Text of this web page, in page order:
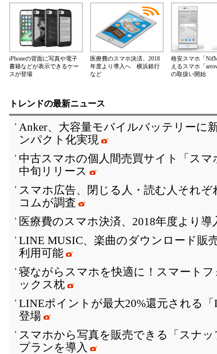
iPhoneの背面に写真や電子
書籍などが表示できるケー
スが登場
医療費のスマホ決済、2018
年度より導入へ 横浜銀行
など
格安スマホ「
えるスマホ「
の取扱い開始
トレンドの最新ニュース
Anker、大容量モバイルバッテリー
ンパクト化実現
中古スマホの個人間売買サイト「ス
中旬リリース
スマホ広告、閉じる人・読む人それ
コムが調査
医療費のスマホ決済、2018年度より
LINE MUSIC、楽曲のダウンロード
利用可能
寝ながらスマホを快適に！スマート
ックス枕
LINEポイントが最大20%還元される
登場
スマホから写真を販売できる「スナ
プランを導入